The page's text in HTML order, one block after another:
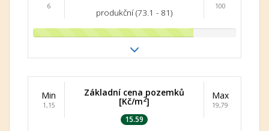
6
produkční (73.1 - 81)
100
Min
1,15
Základní cena pozemků
[Kč/m2]
15.59
Max
19,79